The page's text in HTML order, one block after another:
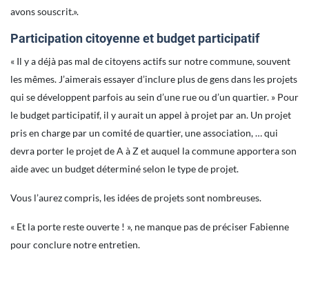
avons souscrit.».
Participation citoyenne et budget participatif
« Il y a déjà pas mal de citoyens actifs sur notre commune, souvent
les mêmes. J’aimerais essayer d’inclure plus de gens dans les projets
qui se développent parfois au sein d’une rue ou d’un quartier. » Pour
le budget participatif, il y aurait un appel à projet par an. Un projet
pris en charge par un comité de quartier, une association, … qui
devra porter le projet de A à Z et auquel la commune apportera son
aide avec un budget déterminé selon le type de projet.
Vous l’aurez compris, les idées de projets sont nombreuses.
« Et la porte reste ouverte ! », ne manque pas de préciser Fabienne
pour conclure notre entretien.